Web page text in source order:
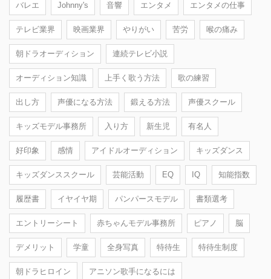
バレエ Johnny's 音響 エンタメ エンタメの仕事
テレビ業界 映画業界 やりがい 苦労 喉の痛み
朝ドラオーディション 連続テレビ小説
オーディション知識 上手く歌う方法 歌の練習
出し方 声優になる方法 鍛える方法 声優スクール
キッズモデル事務所 入り方 新生児 有名人
好印象 感情 アイドルオーディション キッズダンス
キッズダンススクール 芸能活動 EQ IQ 知能指数
履歴書 イヤイヤ期 パンパースモデル 書類選考
エントリーシート 赤ちゃんモデル事務所 ピアノ 脳
デメリット 学童 全身写真 特待生 特待生制度
朝ドラヒロイン アニソン歌手になるには